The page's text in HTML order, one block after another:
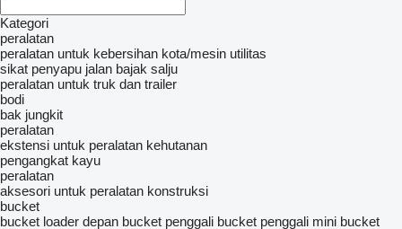
Kategori
peralatan
peralatan untuk kebersihan kota/mesin utilitas
sikat penyapu jalan bajak salju
peralatan untuk truk dan trailer
bodi
bak jungkit
peralatan
ekstensi untuk peralatan kehutanan
pengangkat kayu
peralatan
aksesori untuk peralatan konstruksi
bucket
bucket loader depan bucket penggali bucket penggali mini bucket